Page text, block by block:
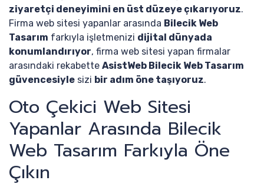
ziyaretçi deneyimini en üst düzeye çıkarıyoruz.
Firma web sitesi yapanlar arasında Bilecik Web
Tasarım farkıyla işletmenizi dijital dünyada
konumlandırıyor, firma web sitesi yapan firmalar
arasındaki rekabette AsistWeb Bilecik Web Tasarım
güvencesiyle sizi bir adım öne taşıyoruz.
Oto Çekici Web Sitesi
Yapanlar Arasında Bilecik
Web Tasarım Farkıyla Öne
Çıkın